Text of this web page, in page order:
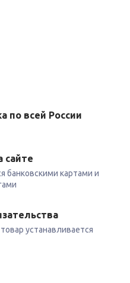
по всей России
сайте
банковскими картами и
устанавливается